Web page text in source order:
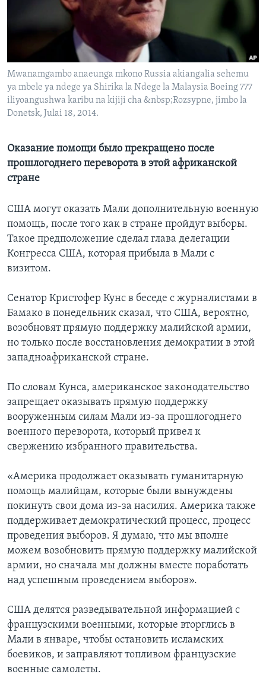
СОЦИАЛЬНЫЕ СЕТИ
Языки
Mwanamgambo anaeunga mkono Russia akiangalia sehemu
ya mbele ya ndege ya Shirika la Ndege la Malaysia Boeing 777
iliyoangushwa karibu na kijiji cha &nbsp;Rozsypne, jimbo la
Donetsk, Julai 18, 2014.
Оказание помощи было прекращено после
прошлогоднего переворота в этой африканской
стране
США могут оказать Мали дополнительную военную
помощь, после того как в стране пройдут выборы.
Такое предположение сделал глава делегации
Конгресса США, которая прибыла в Мали с
визитом.
Сенатор Кристофер Кунс в беседе с журналистами в
Бамако в понедельник сказал, что США, вероятно,
возобновят прямую поддержку малийской армии,
но только после восстановления демократии в этой
западноафриканской стране.
По словам Кунса, американское законодательство
запрещает оказывать прямую поддержку
вооруженным силам Мали из-за прошлогоднего
военного переворота, который привел к
свержению избранного правительства.
«Америка продолжает оказывать гуманитарную
помощь малийцам, которые были вынуждены
покинуть свои дома из-за насилия. Америка также
поддерживает демократический процесс, процесс
проведения выборов. Я думаю, что мы вполне
можем возобновить прямую поддержку малийской
армии, но сначала мы должны вместе поработать
над успешным проведением выборов».
США делятся разведывательной информацией с
французскими военными, которые вторглись в
Мали в январе, чтобы остановить исламских
боевиков, и заправляют топливом французские
военные самолеты.